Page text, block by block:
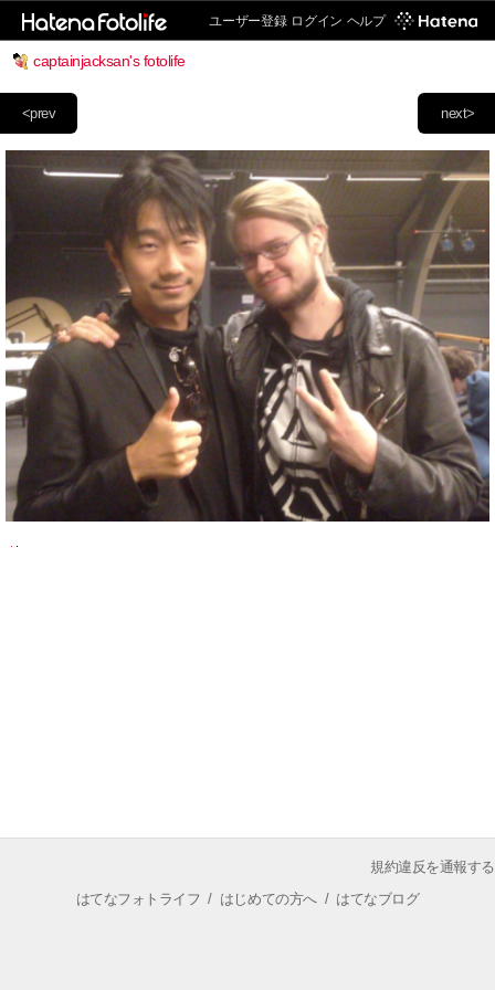
ユーザー登録 ログイン ヘルプ
captainjacksan's fotolife
next>
<prev
規約違反を通報する
はてなフォトライフ / はじめての方へ/ はてなブログ